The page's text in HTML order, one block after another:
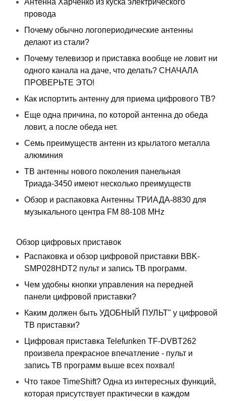
Антенна Харченко из куска электрического
провода
Почему обычно логопериодические антенны
делают из стали?
Почему телевизор и приставка вообще не ловит ни
одного канала на даче, что делать? СНАЧАЛА
ПРОВЕРЬТЕ ЭТО!
Как испортить антенну для приема цифрового ТВ?
Еще одна причина, по которой антенна до обеда
ловит, а после обеда нет.
Семь преимуществ антенн из крылатого металла
алюминия
ТВ антенны нового поколения панельная
Триада-3450 имеют несколько преимуществ
Обзор и распаковка Антенны ТРИАДА-8830 для
музыкального центра FM 88-108 MHz
Обзор цифровых приставок
Распаковка и обзор цифровой приставки BBK-
SMP028HDT2 пульт и запись ТВ программ.
Чем удобны кнопки управления на передней
панели цифровой приставки?
Каким должен быть УДОБНЫЙ ПУЛЬТ" у цифровой
ТВ приставки?
Цифровая приставка Telefunken TF-DVBT262
произвела прекрасное впечатление - пульт и
запись ТВ программ выше всех похвал!
Что такое TimeShift? Одна из интересных функций,
которая присутствует практически в каждом